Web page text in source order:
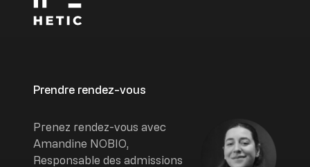
Prendre rendez-vous
Image
Prenez rendez-vous avec
Amandine NOBIO,
Responsable des admissions